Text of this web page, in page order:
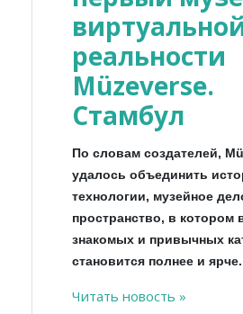
реальности
Müzeverse.
Стамбул
По словам создателей,
удалось объединить
технологии, музейное
пространство, в котором
знакомых и привычных
становится полнее и ярче.
Читать новость »